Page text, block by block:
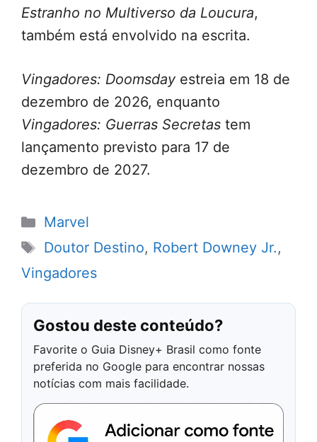
Estranho no Multiverso da Loucura,
também está envolvido na escrita.
Vingadores: Doomsdayestreia em 18 de
dezembro de 2026, enquanto
Vingadores: Guerras Secretas tem
lançamento previsto para 17 de
dezembro de 2027.
Categorias
Marvel
Tags
Doutor Destino, Robert Downey Jr.,
Vingadores
Gostou deste conteúdo?
Favorite o Guia Disney+ Brasil como fonte
preferida no Google para encontrar nossas
notícias com mais facilidade.